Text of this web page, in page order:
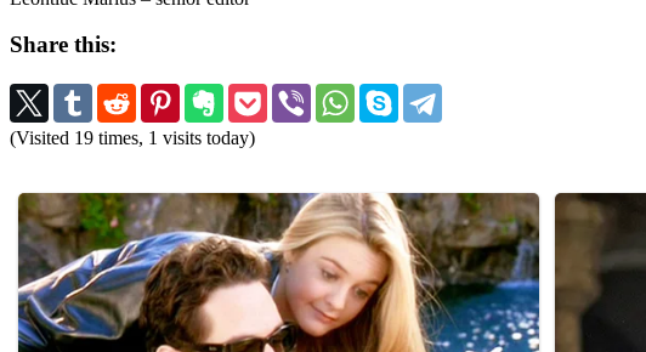
Share this:
(Visited 19 times, 1 visits today)